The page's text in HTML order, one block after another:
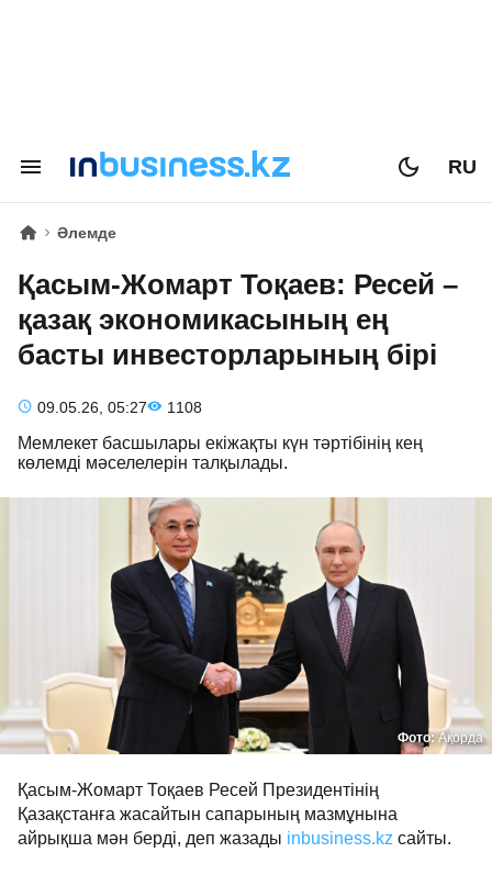
RU
Әлемде
Қасым-Жомарт Тоқаев: Ресей –
қазақ экономикасының ең
басты инвесторларының бірі
09.05.26, 05:27 1108
Мемлекет басшылары екіжақты күн тәртібінің кең
көлемді мәселелерін талқылады.
Фото:Ақорда
Қасым-Жомарт Тоқаев Ресей Президентінің
Қазақстанға жасайтын сапарының мазмұнына
айрықша мән берді, деп жазады inbusiness.kz сайты.